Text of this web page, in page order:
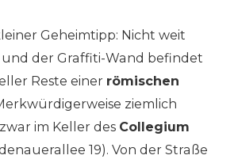
Geheimtipp: Nicht weit
der Graffiti-Wand befindet
Reste einer römischen
ziemlich
im Keller des Collegium
19). Von der Straße